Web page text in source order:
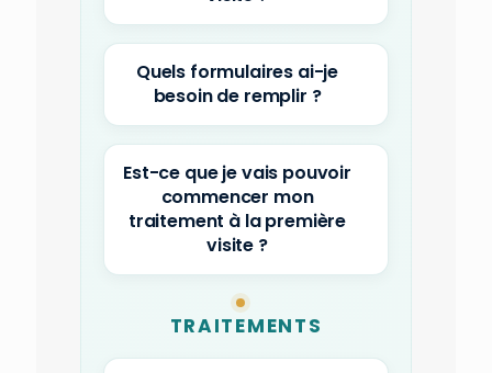
Quels formulaires ai-je
besoin de remplir ?
Est-ce que je vais pouvoir
commencer mon
traitement à la première
visite ?
TRAITEMENTS